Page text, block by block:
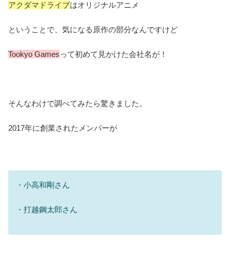
アクダマドライブはオリジナルアニメ
ということで、気になる原作の部分なんですけど
Tookyo Gamesって初めて見かけた会社名が！
そんなわけで調べてみたら驚きました。
2017年に創業されたメンバーが
・小高和剛さん
・打越鋼太郎さん